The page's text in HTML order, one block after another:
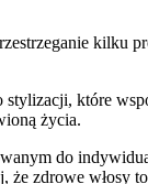
kilku
stylizacji, które
życia.
do
że zdrowe włosy